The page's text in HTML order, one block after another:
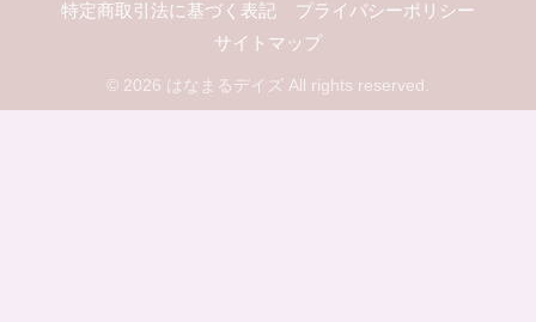
特定商取引法に基づく表記
プライバシーポリシー
サイトマップ
© 2026 はなまるデイズ All rights reserved.